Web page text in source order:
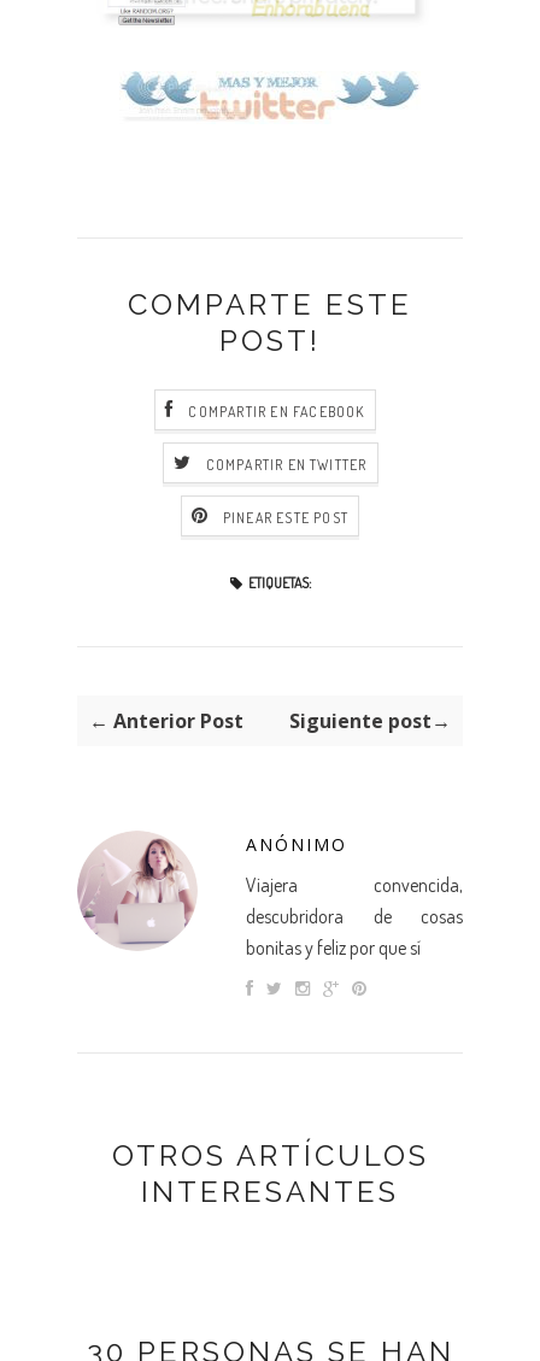
COMPARTE ESTE
POST!
COMPARTIR EN FACEBOOK
COMPARTIR EN TWITTER
PINEAR ESTE POST
ETIQUETAS:
← Anterior Post Siguiente post→
ANÓNIMO
Viajera convencida,
descubridora de cosas
bonitas y feliz por que sí
OTROS ARTÍCULOS
INTERESANTES
30 PERSONAS SE HAN